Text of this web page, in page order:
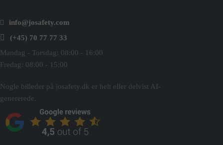
info@josafety.com
(+45) 70 77 77 33
Mandag - Torsdag: 08:00 - 16:00
Fredag: 08:00 - 15:00
Nogle billeder på josafety.dk er helt eller delvist AI-
genererede.